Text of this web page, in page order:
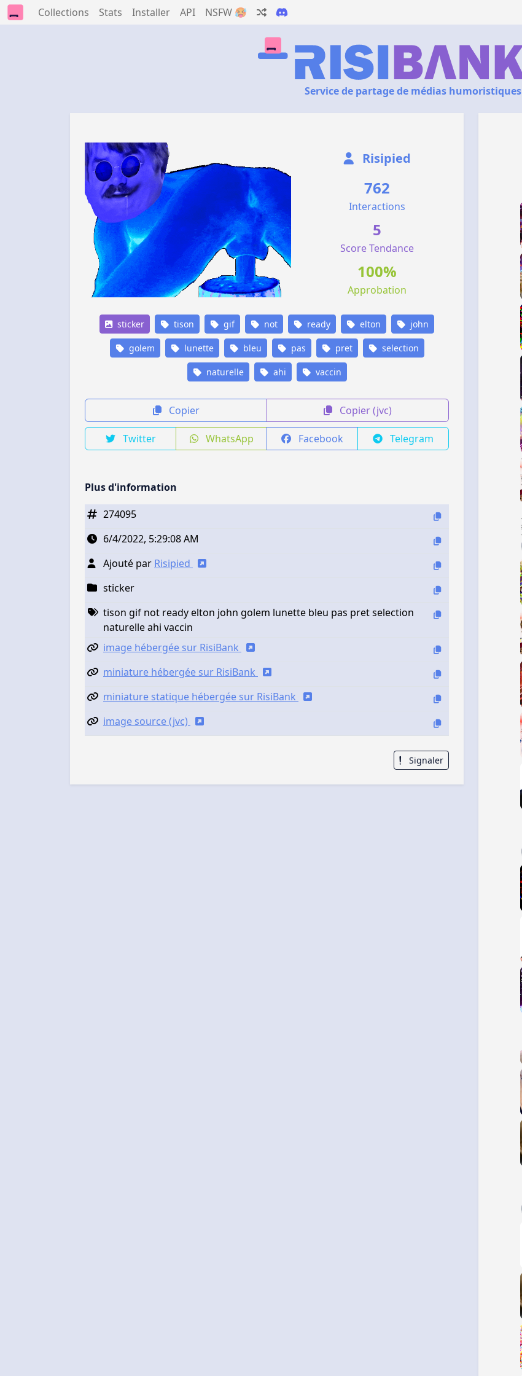
Collections Stats Installer API NSFW 🥵
Service de partage de médias humoristiques
Risipied
762
Interactions
5
Score Tendance
100%
Approbation
sticker tison gif not ready elton john
golem lunette bleu pas pret selection
naturelle ahi vaccin
Copier Copier (jvc)
Twitter WhatsApp Facebook Telegram
Plus d'information
274095
6/4/2022, 5:29:08 AM
Ajouté par Risipied
sticker
tison gif not ready elton john golem lunette bleu pas pret selection
naturelle ahi vaccin
image hébergée sur RisiBank
miniature hébergée sur RisiBank
miniature statique hébergée sur RisiBank
image source (jvc)
Signaler